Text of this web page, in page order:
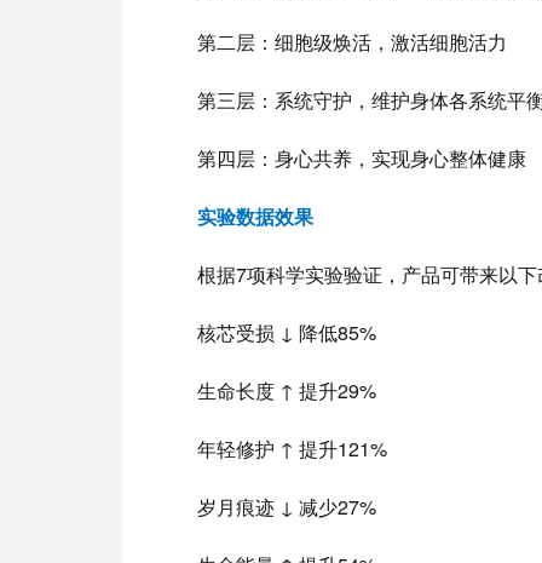
第二层：细胞级焕活，激活细胞活力
第三层：系统守护，维护身体各系统平
第四层：身心共养，实现身心整体健康
实验数据效果
根据7项科学实验验证，产品可带来以下
核芯受损 ↓ 降低85%
生命长度 ↑ 提升29%
年轻修护 ↑ 提升121%
岁月痕迹 ↓ 减少27%